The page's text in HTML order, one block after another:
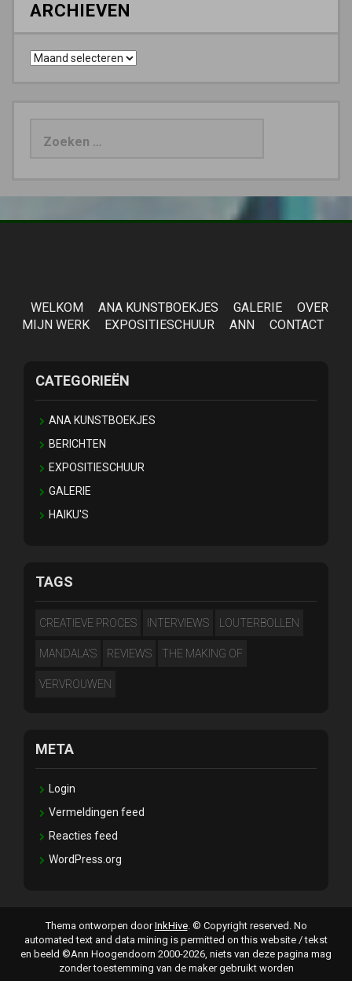
ARCHIEVEN
Archieven
WELKOM ANA KUNSTBOEKJES GALERIE
OVER
MIJN WERK
EXPOSITIESCHUUR ANN CONTACT
CATEGORIEËN
ANA KUNSTBOEKJES
BERICHTEN
EXPOSITIESCHUUR
GALERIE
HAIKU'S
TAGS
CREATIEVE PROCES INTERVIEWS LOUTERBOLLEN
MANDALA'S REVIEWS THE MAKING OF
VERVROUWEN
META
Login
Vermeldingen feed
Reacties feed
WordPress.org
Thema ontworpen doorInkHive. © Copyright reserved. No
automated text and data mining is permitted on this website / tekst
en beeld ©Ann Hoogendoorn 2000-2026, niets van deze pagina mag
zonder toestemming van de maker gebruikt worden